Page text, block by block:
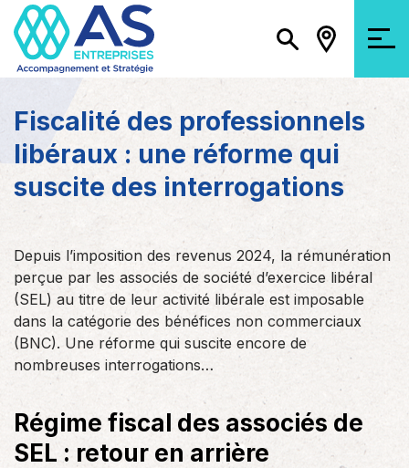
Fiscalité des professionnels
libéraux : une réforme qui
suscite des interrogations
Depuis l’imposition des revenus 2024, la rémunération
perçue par les associés de société d’exercice libéral
(SEL) au titre de leur activité libérale est imposable
dans la catégorie des bénéfices non commerciaux
(BNC). Une réforme qui suscite encore de
nombreuses interrogations…
Régime fiscal des associés de
SEL : retour en arrière